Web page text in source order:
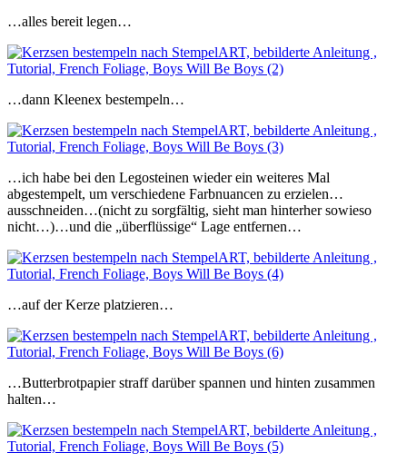
…alles bereit legen…
…dann Kleenex bestempeln…
…ich habe bei den Legosteinen wieder ein weiteres Mal
abgestempelt, um verschiedene Farbnuancen zu erzielen…
ausschneiden…(nicht zu sorgfältig, sieht man hinterhersowieso
nicht…)…und die „überflüssige“ Lage entfernen…
…auf der Kerze platzieren…
…Butterbrotpapier straff darüber spannen und hinten zusammen
halten…